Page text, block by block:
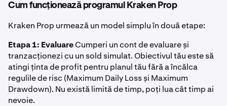
Cum funcționează programul Kraken Prop
Kraken Prop urmează un model simplu în două etape:
Etapa 1: EvaluareCumperi un cont de evaluare și
tranzacționezi cu un sold simulat. Obiectivul tău este să
atingi ținta de profit pentru planul tău fără a încălca
regulile de risc (Maximum Daily Loss și Maximum
Drawdown). Nu există limită de timp, poți lua cât timp ai
nevoie.